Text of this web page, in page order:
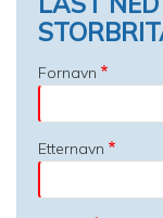
Fornavn
Etternavn